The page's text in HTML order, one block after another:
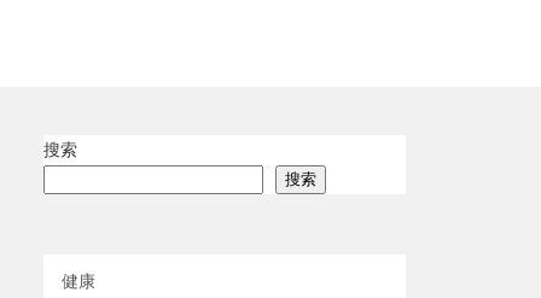
搜索
搜索
健康